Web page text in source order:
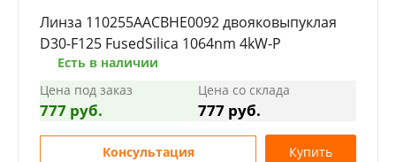
Линза 110255AACBHE0092 двояковыпуклая
D30-F125 FusedSilica 1064nm 4kW-P
Есть в наличии
Цена под заказ
777 руб.
Цена со склада
777 руб.
Консультация Купить